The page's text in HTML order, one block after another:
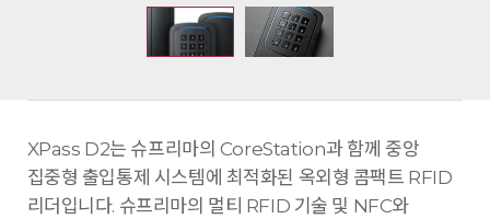
XPass D2는 슈프리마의 CoreStation과 함께 중앙
집중형 출입통제 시스템에 최적화된 옥외형 콤팩트 RFID
리더입니다. 슈프리마의 멀티 RFID 기술 및 NFC와